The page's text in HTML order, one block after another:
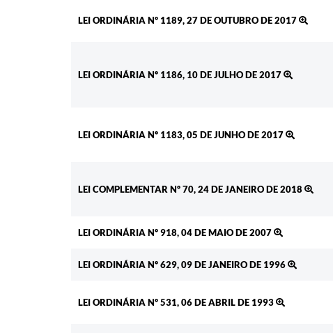
LEI ORDINÁRIA Nº 1189, 27 DE OUTUBRO DE 2017
LEI ORDINÁRIA Nº 1186, 10 DE JULHO DE 2017
LEI ORDINÁRIA Nº 1183, 05 DE JUNHO DE 2017
LEI COMPLEMENTAR Nº 70, 24 DE JANEIRO DE 2018
LEI ORDINÁRIA Nº 918, 04 DE MAIO DE 2007
LEI ORDINÁRIA Nº 629, 09 DE JANEIRO DE 1996
LEI ORDINÁRIA Nº 531, 06 DE ABRIL DE 1993